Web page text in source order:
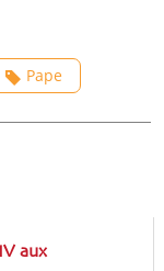
Pape
aux